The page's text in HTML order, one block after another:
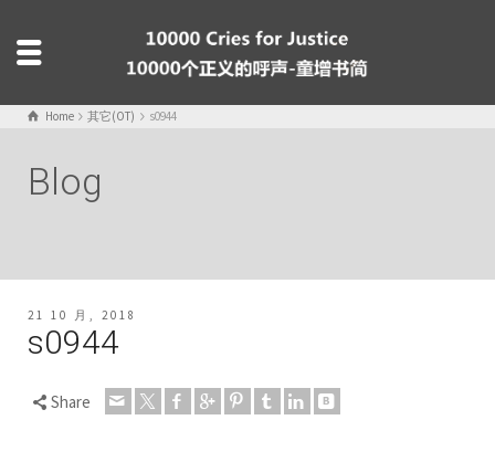
Home 其它(OT) s0944
Blog
21 10 月, 2018
s0944
Share